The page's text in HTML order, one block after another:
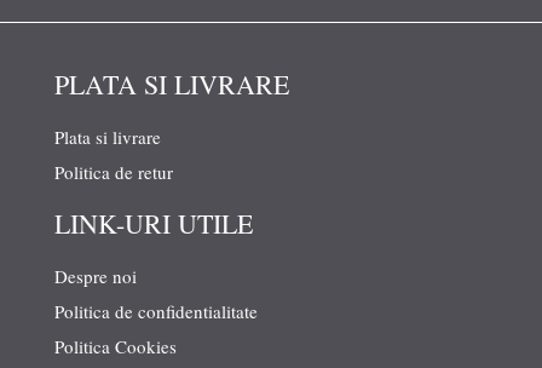
PLATA SI LIVRARE
Plata si livrare
Politica de retur
LINK-URI UTILE
Despre noi
Politica de confidentialitate
Politica Cookies